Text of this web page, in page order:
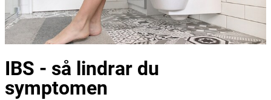
IBS - så lindrar du
symptomen